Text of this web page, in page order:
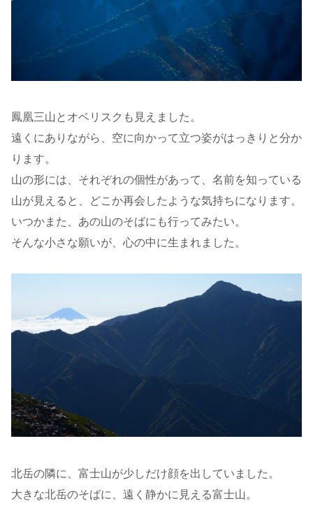
鳳凰三山とオベリスクも見えました。
遠くにありながら、空に向かって立つ姿がはっきりと分か
ります。
山の形には、それぞれの個性があって、名前を知っている
山が見えると、どこか再会したような気持ちになります。
いつかまた、あの山のそばにも行ってみたい。
そんな小さな願いが、心の中に生まれました。
北岳の隣に、富士山が少しだけ顔を出していました。
大きな北岳のそばに、遠く静かに見える富士山。